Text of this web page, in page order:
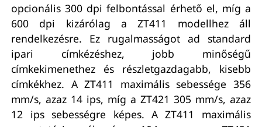
opcionális 300 dpi felbontással érhető el, míg a
600 dpi kizárólag a ZT411 modellhez áll
rendelkezésre. Ez rugalmasságot ad standard
ipari címkézéshez, jobb minőségű
címkekimenethez és részletgazdagabb, kisebb
címkékhez. A ZT411 maximális sebessége 356
mm/s, azaz 14 ips, míg a ZT421 305 mm/s, azaz
12 ips sebességre képes. A ZT411 maximális